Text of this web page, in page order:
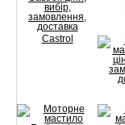
Castrol